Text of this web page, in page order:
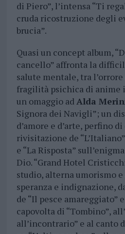
di Piero”, l’intensa “Ti
cruda ricostruzione degli
brucia”.
Quasi un concept album,
cancello” affronta la
salute mentale, tra
fragilità psichica di anime
un omaggio adAlda
Signora dei Navigli”; un
d’amore e d’arte, perfino
rivisitazione de
e “La Risposta”
Dio. “Grand Hotel
studio, alterna umorismo e
speranza e indignazione,
de “Il pesce amareggiato”
capovolta di “Tombino”,
all’incontrario” e al canto